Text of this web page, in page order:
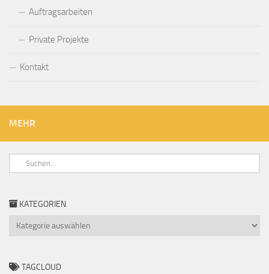
Auftragsarbeiten
Private Projekte
Kontakt
MEHR
KATEGORIEN
TAGCLOUD